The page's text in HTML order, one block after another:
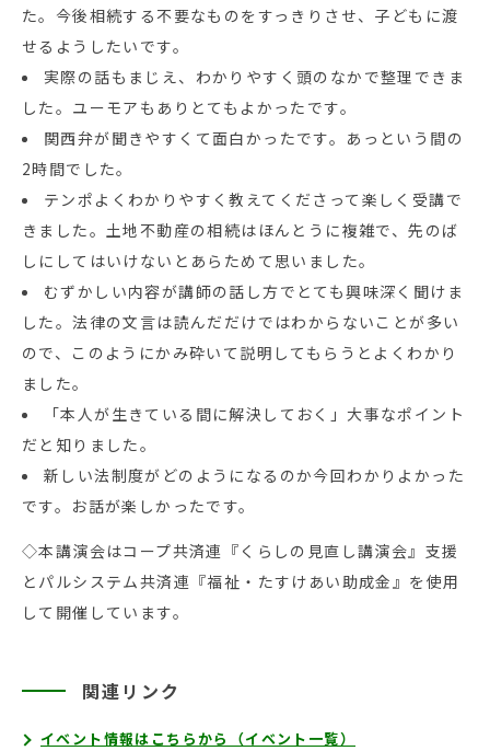
た。今後相続する不要なものをすっきりさせ、子どもに渡
せるようしたいです。
実際の話もまじえ、わかりやすく頭のなかで整理できま
した。ユーモアもありとてもよかったです。
関西弁が聞きやすくて面白かったです。あっという間の
2時間でした。
テンポよくわかりやすく教えてくださって楽しく受講で
きました。土地不動産の相続はほんとうに複雑で、先のば
しにしてはいけないとあらためて思いました。
むずかしい内容が講師の話し方でとても興味深く聞けま
した。法律の文言は読んだだけではわからないことが多い
ので、このようにかみ砕いて説明してもらうとよくわかり
ました。
「本人が生きている間に解決しておく」大事なポイント
だと知りました。
新しい法制度がどのようになるのか今回わかりよかった
です。お話が楽しかったです。
◇本講演会はコープ共済連『くらしの見直し講演会』支援
とパルシステム共済連『福祉・たすけあい助成金』を使用
して開催しています。
関連リンク
イベント情報はこちらから（イベント一覧）